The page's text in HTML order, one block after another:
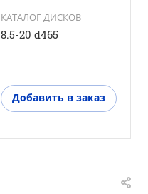
КАТАЛОГ ДИСКОВ
8.5-20 d465
Добавить в заказ